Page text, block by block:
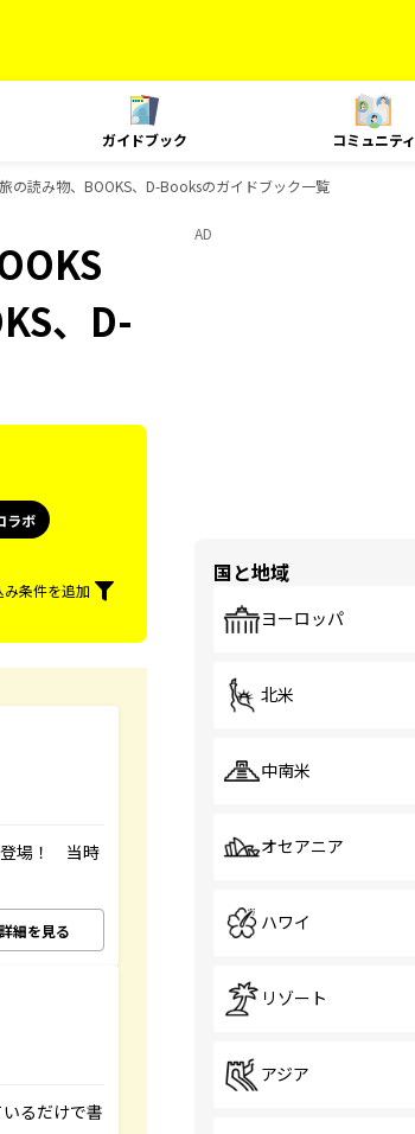
ガイドブック コミュニティ
の読み物、BOOKS、D-Booksのガイドブック一覧
、D-
ラボ
み条件を追加
登場！ 当時
詳細を見る
るだけで書
AD
国と地域
ヨーロッパ
北米
中南米
オセアニア
ハワイ
リゾート
アジア